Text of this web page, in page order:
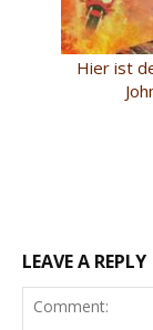
Hier ist
LEAVE A REPLY